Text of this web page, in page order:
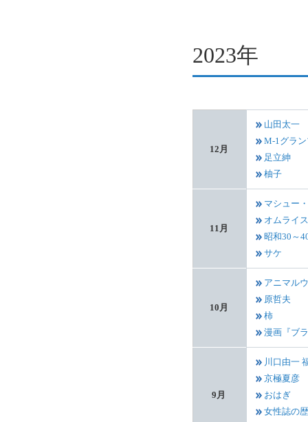
2023年
12月
山田太一
M-1グラ
足立紳
柚子
11月
マシュー
オムライ
昭和30～
サケ
10月
アニマル
原哲夫
柿
漫画『ブ
9月
川口由一
京極夏彦
おはぎ
女性誌の